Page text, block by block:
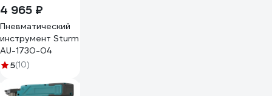
4 965 ₽
Пневматический
инструмент Sturm
AU-1730-04
5(10)